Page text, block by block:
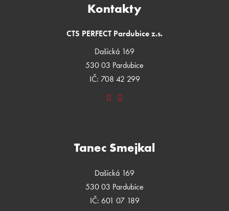
Kontakty
CTS PERFECT Pardubice z.s.
Dašická 169
530 03 Pardubice
IČ: 708 42 299
Tanec Smejkal
Dašická 169
530 03 Pardubice
IČ: 601 07 189